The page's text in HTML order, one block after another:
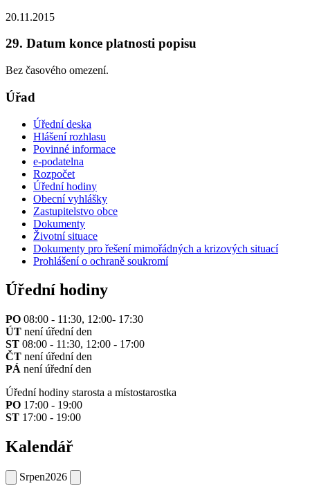
20.11.2015
29. Datum konce platnosti popisu
Bez časového omezení.
Úřad
Úřední deska
Hlášení rozhlasu
Povinné informace
e-podatelna
Rozpočet
Úřední hodiny
Obecní vyhlášky
Zastupitelstvo obce
Dokumenty
Životní situace
Dokumenty pro řešení mimořádných a krizových situací
Prohlášení o ochraně soukromí
Úřední hodiny
PO 08:00 - 11:30, 12:00- 17:30
ÚT není úřední den
ST 08:00 - 11:30, 12:00 - 17:00
ČT není úřední den
PÁ není úřední den
Úřední hodiny starosta a místostarostka
PO 17:00 - 19:00
ST 17:00 - 19:00
Kalendář
Srpen2026